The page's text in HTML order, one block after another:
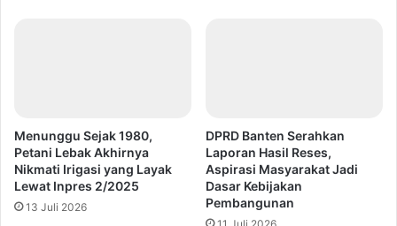
Menunggu Sejak 1980,
Petani Lebak Akhirnya
Nikmati Irigasi yang Layak
Lewat Inpres 2/2025
13 Juli 2026
DPRD Banten Serahkan
Laporan Hasil Reses,
Aspirasi Masyarakat Jadi
Dasar Kebijakan
Pembangunan